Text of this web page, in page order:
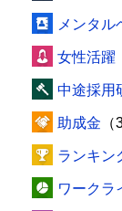
メンタル
女性活躍
中途採用
助成金 （
ランキン
ワークラ